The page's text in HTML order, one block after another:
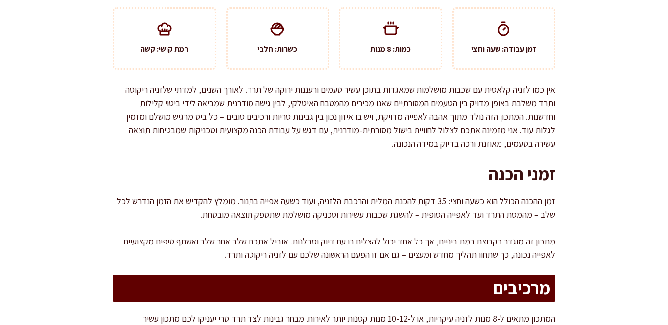
זמן עבודה: שעה וחצי כמות: 8 מנות כשרות: חלבי רמת קושי: קשה
אין כמו לזניה קלאסית עם שכבות מושלמות שמאגדות בתוכן עשיר טעמים ורעננות ירוקה של תרד. לאורך השנים, למדתי שלזניה ריקוטה
ותרד משלבת באופן מדויק בין הטעמים המסורתיים שאנו מכירים מהמטבח האיטלקי, לבין גישה מודרנית שמביאה לידי ביטוי קלילות
וחדשנות. המתכון הזה נולד מתוך אהבה לאפייה מדויקת, ויש בו איזון נכון בין גבינות טריות ורכיבים טובים – כל ביס מרגיש מושלם ומזמין
לגלות עוד. אני מזמינה אתכם לצלול לחוויית בישול מסורתית-מודרנית, עם דגש על עבודת הכנה מקצועית וטכניקות שמבטיחות תוצאה
עשירה בטעמים, מאוזנת ורכה בדיוק במידה הנכונה.
זמני הכנה
זמן ההכנה הכולל הוא כשעה וחצי: 35 דקות להכנת המלית והרכבת הלזניה, ועוד כשעה אפייה בתנור. מומלץ להקדיש את הזמן הנדרש לכל
שלב – מהמסת התרד ועד לאפייה הסופית – להשגת שכבות עשירות וטכניקה מושלמת שתספק תוצאה מובטחת.
מתכון זה מוגדר בקבוצת רמת ביניים, אך כל אחד יכול להצליח בו עם דיוק וסבלנות. אוביל אתכם שלב אחר שלב ואשתף טיפים מקצועיים
לאפייה נכונה, כך שתחוו תהליך מחדש ומעצים – גם אם זו הפעם הראשונה שלכם עם לזניה ריקוטה ותרד.
מרכיבים
המתכון מתאים ל-8 מנות לזניה עיקריות, או ל-10-12 מנות קטנות יותר לאירוח. מבחר גבינות לצד תרד טרי יעניקו לכם מתכון עשיר